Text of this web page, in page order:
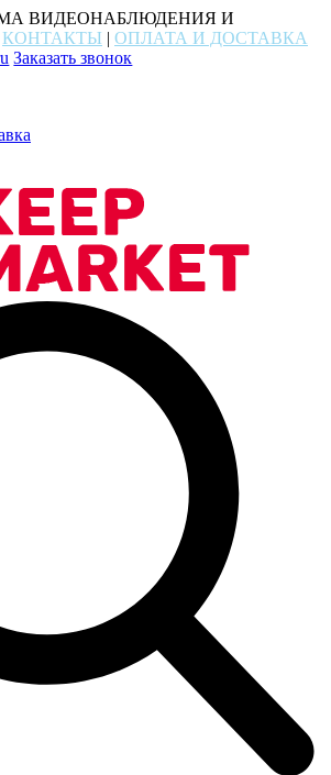
ВИДЕОНАБЛЮДЕНИЯ И
КОНТАКТЫ | ОПЛАТА И ДОСТАВКА
Заказать звонок